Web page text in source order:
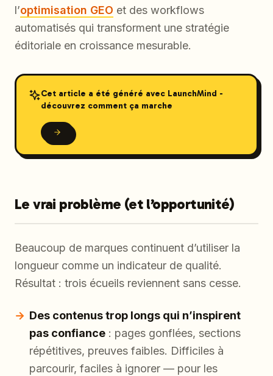
l’optimisation GEO et des workflows
automatisés qui transforment une stratégie
éditoriale en croissance mesurable.
Cet article a été généré avec LaunchMind -
découvrez comment ça marche
Le vrai problème (et l’opportunité)
Beaucoup de marques continuent d’utiliser la
longueur comme un indicateur de qualité.
Résultat : trois écueils reviennent sans cesse.
Des contenus trop longs qui n’inspirent
pas confiance : pages gonflées, sections
répétitives, preuves faibles. Difficiles à
parcourir, faciles à ignorer — pour les